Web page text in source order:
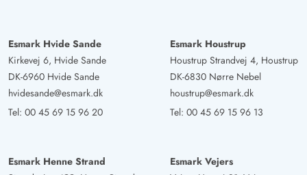
Esmark Hvide Sande
Kirkevej 6, Hvide Sande
DK-6960 Hvide Sande
hvidesande@esmark.dk
Tel: 00 45 69 15 96 20
Esmark Houstrup
Houstrup Strandvej 4, Houstrup
DK-6830 Nørre Nebel
houstrup@esmark.dk
Tel: 00 45 69 15 96 13
Esmark Henne Strand
Esmark Vejers